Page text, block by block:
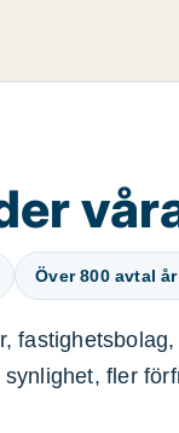
Över 800 avtal
fler